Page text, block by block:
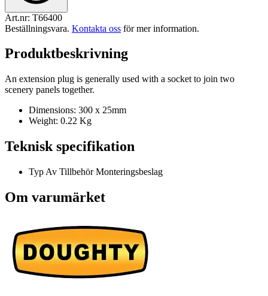
Art.nr: T66400
Beställningsvara. Kontakta oss för mer information.
Produktbeskrivning
An extension plug is generally used with a socket to join two
scenery panels together.
Dimensions: 300 x 25mm
Weight: 0.22 Kg
Teknisk specifikation
Typ Av TillbehörMonteringsbeslag
Om varumärket